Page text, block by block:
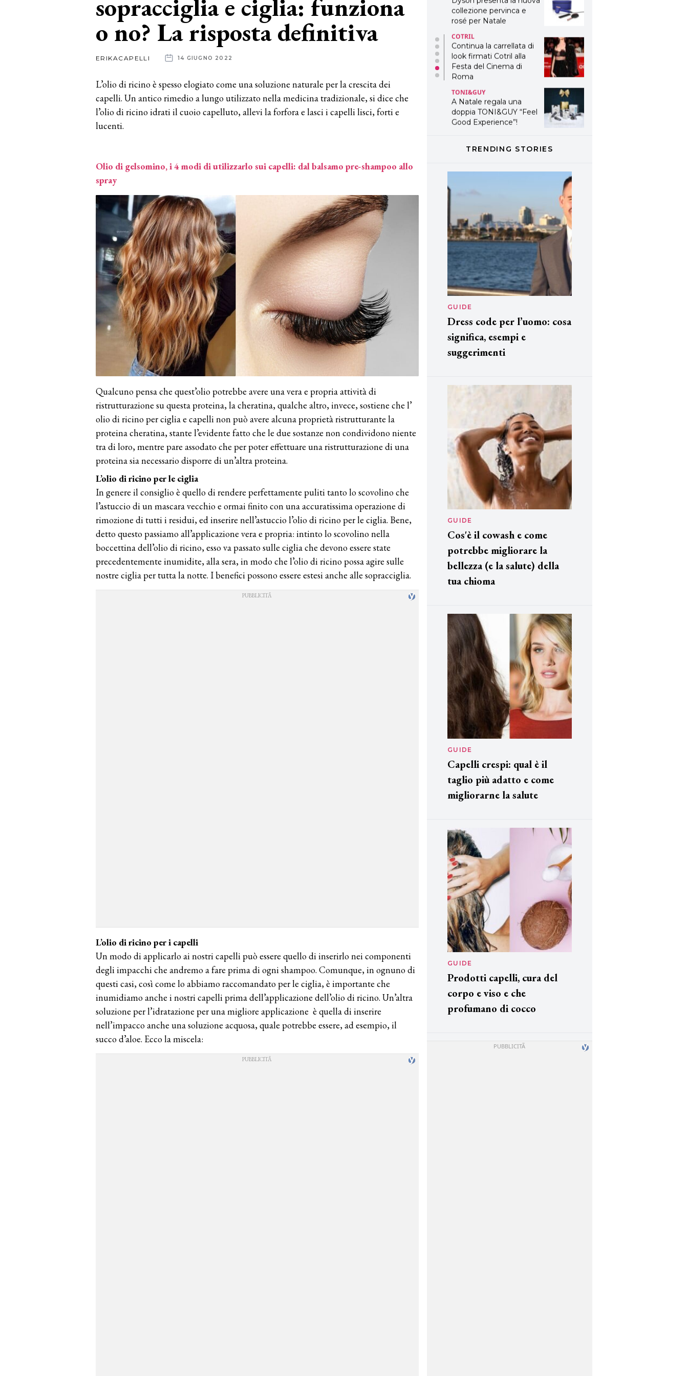
sopracciglia e ciglia: funziona
o no? La risposta definitiva
ERIKACAPELLI 14 GIUGNO 2022
L’olio di ricino è spesso elogiato come una soluzione naturale per la crescita dei
capelli. Un antico rimedio a lungo utilizzato nella medicina tradizionale, si dice che
l’olio di ricino idrati il ​​cuoio capelluto, allevi la forfora e lasci i capelli lisci, forti e
lucenti.
Olio di gelsomino, i 4 modi di utilizzarlo sui capelli: dal balsamo pre-shampoo allo
spray
Qualcuno pensa che quest’olio potrebbe avere una vera e propria attività di
ristrutturazione su questa proteina, la cheratina, qualche altro, invece, sostiene che l’
olio di ricino per ciglia e capelli non può avere alcuna proprietà ristrutturante la
proteina cheratina, stante l’evidente fatto che le due sostanze non condividono niente
tra di loro, mentre pare assodato che per poter effettuare una ristrutturazione di una
proteina sia necessario disporre di un’altra proteina.
L’olio di ricino per le ciglia
In genere il consiglio è quello di rendere perfettamente puliti tanto lo scovolino che
l’astuccio di un mascara vecchio e ormai finito con una accuratissima operazione di
rimozione di tutti i residui, ed inserire nell’astuccio l’olio di ricino per le ciglia. Bene,
detto questo passiamo all’applicazione vera e propria: intinto lo scovolino nella
boccettina dell’olio di ricino, esso va passato sulle ciglia che devono essere state
precedentemente inumidite, alla sera, in modo che l’olio di ricino possa agire sulle
nostre ciglia per tutta la notte. I benefici possono essere estesi anche alle sopracciglia.
L’olio di ricino per i capelli
Un modo di applicarlo ai nostri capelli può essere quello di inserirlo nei componenti
degli impacchi che andremo a fare prima di ogni shampoo. Comunque, in ognuno di
questi casi, così come lo abbiamo raccomandato per le ciglia, è importante che
inumidiamo anche i nostri capelli prima dell’applicazione dell’olio di ricino. Un’altra
soluzione per l’idratazione per una migliore applicazione è quella di inserire
nell’impacco anche una soluzione acquosa, quale potrebbe essere, ad esempio, il
succo d’aloe. Ecco la miscela:
collezione pervinca e
rosé per Natale
COTRIL
Continua la carrellata di
look firmati Cotril alla
Festa del Cinema di
Roma
TONI&GUY
A Natale regala una
doppia TONI&GUY “Feel
Good Experience”!
LABEL.M lancia la sua
DAVINES
cofanetti beauty preziosi
per un regalo adatto ad
ogni capello
TRENDING STORIES
GUIDE
Dress code per l’uomo: cosa
significa, esempi e
suggerimenti
GUIDE
Cos'è il cowash e come
potrebbe migliorare la
bellezza (e la salute) della
tua chioma
GUIDE
Capelli crespi: qual è il
taglio più adatto e come
migliorarne la salute
GUIDE
Prodotti capelli, cura del
corpo e viso e che
profumano di cocco